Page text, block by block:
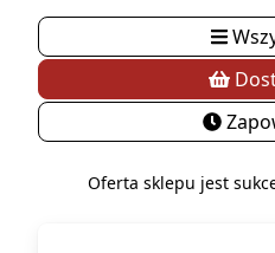
Oferta sklepu jest